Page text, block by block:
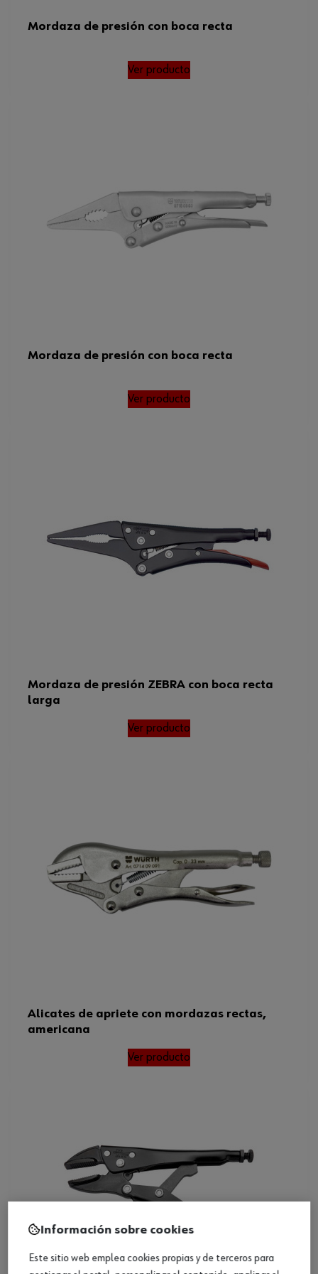
Mordaza de presión con boca recta
Ver producto
Mordaza de presión con boca recta
Ver producto
Mordaza de presión ZEBRA con boca recta
larga
Ver producto
Alicates de apriete con mordazas rectas,
americana
Ver producto
Información sobre cookies
Este sitio web emplea cookies propias y de terceros para